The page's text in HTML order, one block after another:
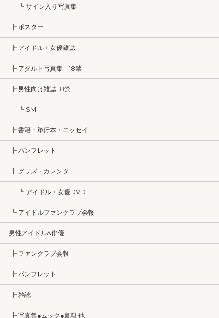
┗ サイン入り写真集
┣ ポスター
┣ アイドル・女優雑誌
┣ アダルト写真集 18禁
┣ 男性向け雑誌 18禁
┗ SM
┣ 書籍・単行本・エッセイ
┣ パンフレット
┣ グッズ・カレンダー
┗ アイドル・女優DVD
┗ アイドルファンクラブ会報
男性アイドル&俳優
┣ ファンクラブ会報
┣ パンフレット
┣ 雑誌
┣ 写真集●ムック●書籍 他